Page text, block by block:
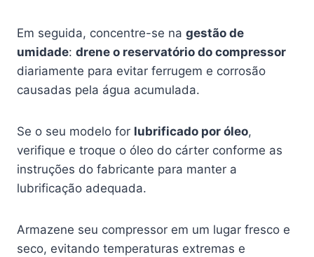
Em seguida, concentre-se na gestão de
umidade: drene o reservatório do compressor
diariamente para evitar ferrugem e corrosão
causadas pela água acumulada.
Se o seu modelo for lubrificado por óleo,
verifique e troque o óleo do cárter conforme as
instruções do fabricante para manter a
lubrificação adequada.
Armazene seu compressor em um lugar fresco e
seco, evitando temperaturas extremas e